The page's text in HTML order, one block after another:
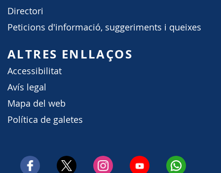
Directori
Peticions d'informació, suggeriments i queixes
ALTRES ENLLAÇOS
Accessibilitat
Avís legal
Mapa del web
Política de galetes